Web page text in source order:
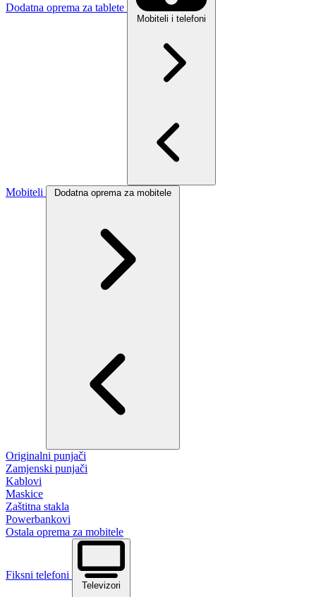
Dodatna oprema za tablete
Mobiteli i telefoni
Mobiteli Dodatna oprema za mobitele
Originalni punjači
Zamjenski punjači
Kablovi
Maskice
Zaštitna stakla
Powerbankovi
Ostala oprema za mobitele
Fiksni telefoni
Televizori